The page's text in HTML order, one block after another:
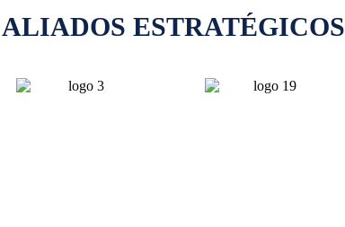
ALIADOS ESTRATÉGICOS